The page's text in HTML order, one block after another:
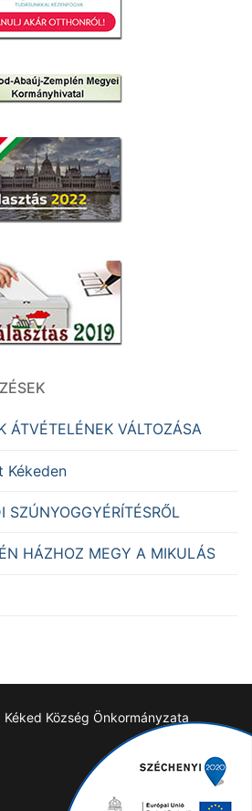
ÁTVÉTELÉNEK VÁLTOZÁSA
Kékeden
SZÚNYOGGYÉRÍTÉSRŐL
HÁZHOZ MEGY A MIKULÁS
Község Önkormányzata